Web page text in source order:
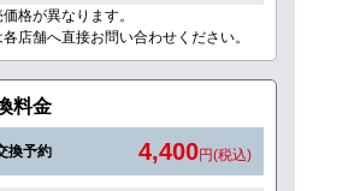
格が異なります。
店舗へ直接お問い合わせください。
料金
換予約 4,400円(税込)